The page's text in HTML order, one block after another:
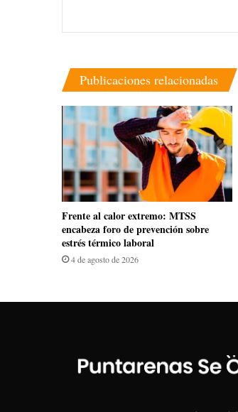
Publicaciones relacionadas
Frente al calor extremo: MTSS
encabeza foro de prevención sobre
estrés térmico laboral
4 de agosto de 2026